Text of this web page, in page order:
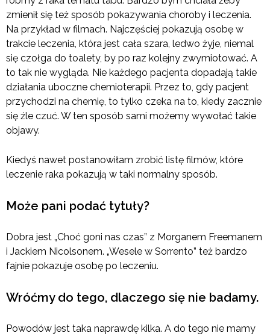
zmienił się też sposób pokazywania choroby i leczenia.
Na przykład w filmach. Najczęściej pokazują osobę w
trakcie leczenia, która jest cała szara, ledwo żyje, niemal
się czołga do toalety, by po raz kolejny zwymiotować. A
to tak nie wygląda. Nie każdego pacjenta dopadają takie
działania uboczne chemioterapii. Przez to, gdy pacjent
przychodzi na chemię, to tylko czeka na to, kiedy zacznie
się źle czuć. W ten sposób sami możemy wywołać takie
objawy.
Kiedyś nawet postanowiłam zrobić listę filmów, które
leczenie raka pokazują w taki normalny sposób.
Może pani podać tytuły?
Dobra jest „Choć goni nas czas” z Morganem Freemanem
i Jackiem Nicolsonem. „Wesele w Sorrento” też bardzo
fajnie pokazuje osobę po leczeniu.
Wróćmy do tego, dlaczego się nie badamy.
Powodów jest taka naprawdę kilka. A do tego nie mamy